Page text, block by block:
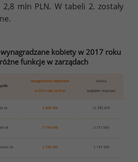
2,8 mln PLN. W tabeli 2. zostały
kobiety w 2017 roku
funkcje w zarządach
wynagrodzenie wypłacone
w 2017 roku (w PLN)
różnica
względem mężczyzn
SA 2 008 000 11 582 676
SA 3 754 000 3 771 000
SA 2 756 900 1 719 100